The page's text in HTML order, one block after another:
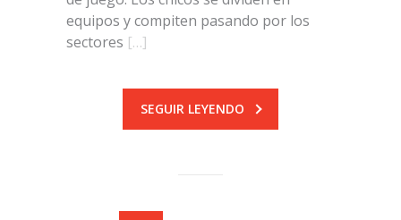
equipos y compiten pasando por los
sectores […]
SEGUIR LEYENDO